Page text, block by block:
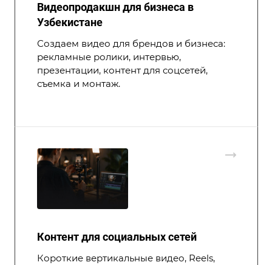
Видеопродакшн для бизнеса в
Узбекистане
Создаем видео для брендов и бизнеса:
рекламные ролики, интервью,
презентации, контент для соцсетей,
съемка и монтаж.
Контент для социальных сетей
Короткие вертикальные видео, Reels,